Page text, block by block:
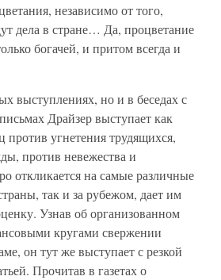
независимо от того,
дела в стране… Да, процветание
богачей, и притом всегда и
выступлениях, но и в беседах с
Драйзер выступает как
угнетения трудящихся,
против невежества и
откликается на самые различные
так и за рубежом, дает им
Узнав об организованном
кругами свержении
он тут же выступает с резкой
Прочитав в газетах о